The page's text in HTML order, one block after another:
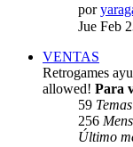
por
Jue Feb
VENTAS
Retrogames
allowed! Para
59 Temas
256
Último